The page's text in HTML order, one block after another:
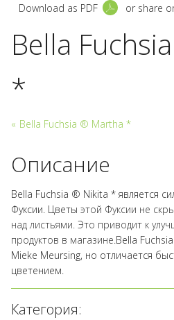
Download as PDF
or share
Bella
*
« Bella Fuchsia ® Martha *
Описание
Bella Fuchsia ® Nikita * является
Фуксии. Цветы этой Фуксии не
над листьями. Это приводит к
продуктов в магазине.Bella
Mieke Meursing, но отличается
цветением.
Категория: